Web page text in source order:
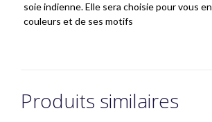
soie indienne. Elle sera choisie pour vous
couleurs et de ses motifs
Produits similaires